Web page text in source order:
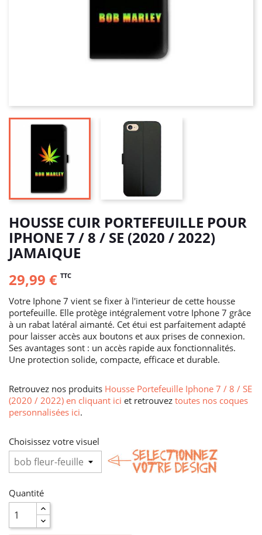
HOUSSE CUIR PORTEFEUILLE POUR
IPHONE 7 / 8 / SE (2020 / 2022)
JAMAIQUE
29,99 € TTC
Votre Iphone 7 vient se fixer à l'interieur de cette housse
portefeuille. Elle protège intégralement votre Iphone 7 grâce
à un rabat latéral aimanté. Cet étui est parfaitement adapté
pour laisser accès aux boutons et aux prises de connexion.
Ses avantages sont : un accès rapide aux fonctionnalités.
Une protection solide, compacte, efficace et durable.
Retrouvez nos produits Housse Portefeuille Iphone 7 / 8 / SE
(2020 / 2022) en cliquant ici et retrouvez toutes nos coques
personnalisées ici.
Choisissez votre visuel
Quantité